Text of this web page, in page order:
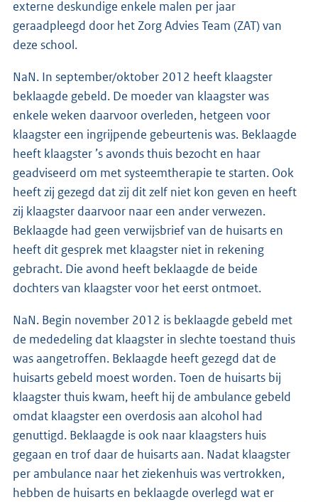
externe deskundige enkele malen per jaar
geraadpleegd door het Zorg Advies Team (ZAT) van
deze school.
NaN. In september/oktober 2012 heeft klaagster
beklaagde gebeld. De moeder van klaagster was
enkele weken daarvoor overleden, hetgeen voor
klaagster een ingrijpende gebeurtenis was. Beklaagde
heeft klaagster ’s avonds thuis bezocht en haar
geadviseerd om met systeemtherapie te starten. Ook
heeft zij gezegd dat zij dit zelf niet kon geven en heeft
zij klaagster daarvoor naar een ander verwezen.
Beklaagde had geen verwijsbrief van de huisarts en
heeft dit gesprek met klaagster niet in rekening
gebracht. Die avond heeft beklaagde de beide
dochters van klaagster voor het eerst ontmoet.
NaN. Begin november 2012 is beklaagde gebeld met
de mededeling dat klaagster in slechte toestand thuis
was aangetroffen. Beklaagde heeft gezegd dat de
huisarts gebeld moest worden. Toen de huisarts bij
klaagster thuis kwam, heeft hij de ambulance gebeld
omdat klaagster een overdosis aan alcohol had
genuttigd. Beklaagde is ook naar klaagsters huis
gegaan en trof daar de huisarts aan. Nadat klaagster
per ambulance naar het ziekenhuis was vertrokken,
hebben de huisarts en beklaagde overlegd wat er